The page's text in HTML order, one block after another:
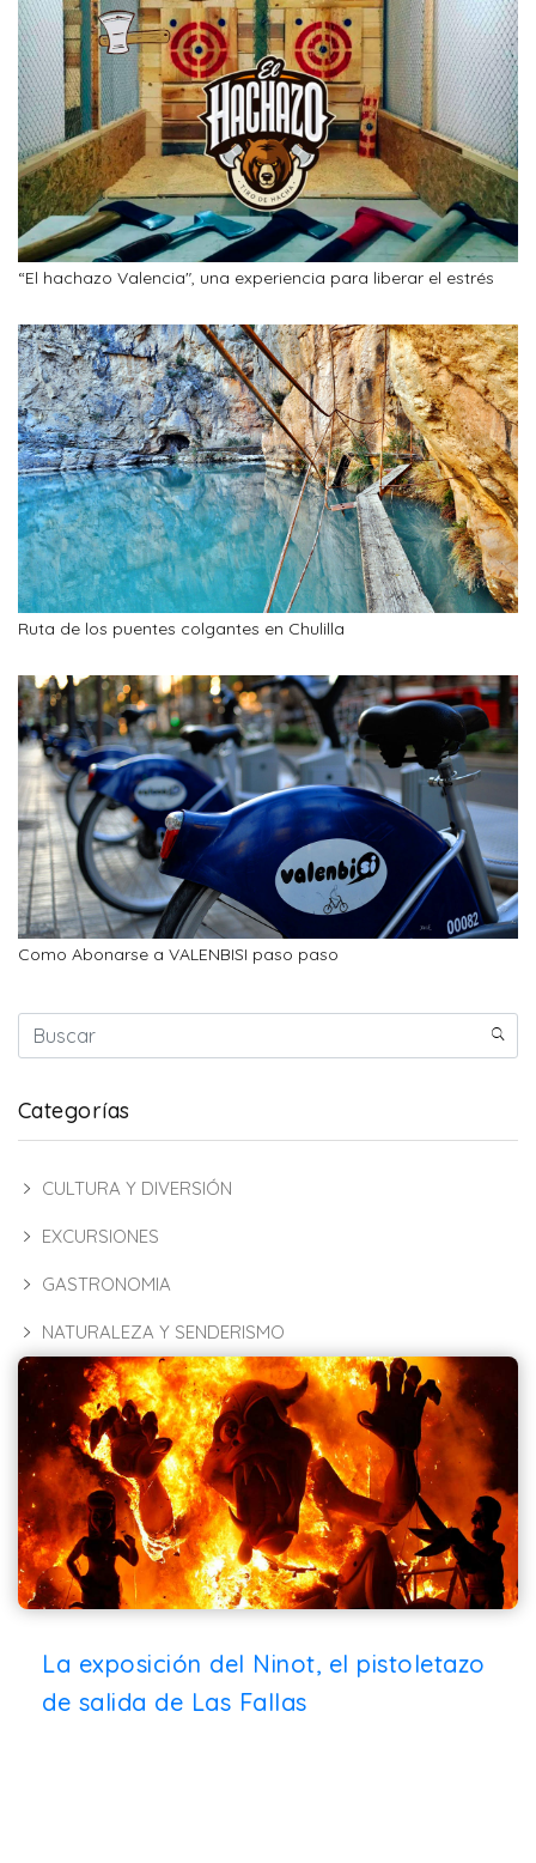
“El hachazo Valencia", una experiencia para liberar el estrés
Ruta de los puentes colgantes en Chulilla
Como Abonarse a VALENBISI paso paso
Categorías
CULTURA Y DIVERSIÓN
EXCURSIONES
GASTRONOMIA
NATURALEZA Y SENDERISMO
La exposición del Ninot, el pistoletazo
de salida de Las Fallas